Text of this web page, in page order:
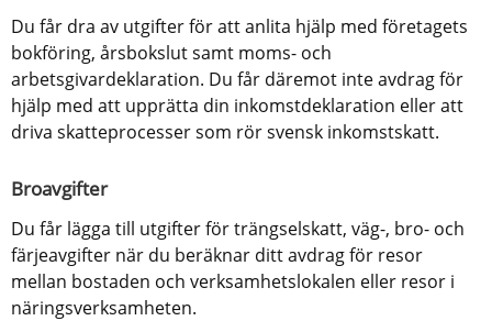
Du får dra av utgifter för att anlita hjälp med företagets
bokföring, årsbokslut samt moms- och
arbetsgivardeklaration. Du får däremot inte avdrag för
hjälp med att upprätta din inkomstdeklaration eller att
driva skatteprocesser som rör svensk inkomstskatt.
Broavgifter
Du får lägga till utgifter för trängselskatt, väg-, bro- och
färjeavgifter när du beräknar ditt avdrag för resor
mellan bostaden och verksamhetslokalen eller resor i
näringsverksamheten.